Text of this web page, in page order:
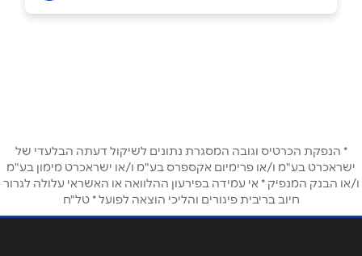
שם מלא*
טלפון*
* הנפקת הכרטיס וגובה המסגרת נתונים לשיקול דעתה הבלעדי של
ישראכרט בע"מ ו/או פרימיום אקספרס בע"מ ו/או ישראכרט מימון בע"מ
ו/או הבנק המנפיק * אי עמידה בפירעון ההלוואה או האשראי עלולה לגרור
חיוב בריבית פיגורים והליכי הוצאה לפועל * טל"ח